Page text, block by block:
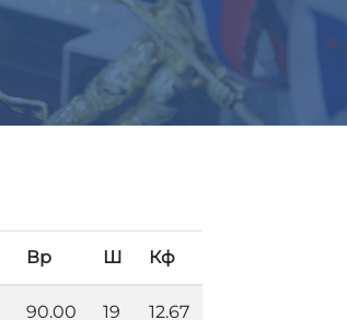
Вр Ш Кф
90.00 19 12.67